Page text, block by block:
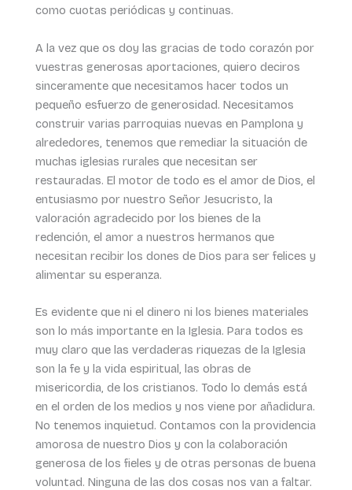
como cuotas periódicas y continuas.
A la vez que os doy las gracias de todo corazón por
vuestras generosas aportaciones, quiero deciros
sinceramente que necesitamos hacer todos un
pequeño esfuerzo de generosidad. Necesitamos
construir varias parroquias nuevas en Pamplona y
alrededores, tenemos que remediar la situación de
muchas iglesias rurales que necesitan ser
restauradas. El motor de todo es el amor de Dios, el
entusiasmo por nuestro Señor Jesucristo, la
valoración agradecido por los bienes de la
redención, el amor a nuestros hermanos que
necesitan recibir los dones de Dios para ser felices y
alimentar su esperanza.
Es evidente que ni el dinero ni los bienes materiales
son lo más importante en la Iglesia. Para todos es
muy claro que las verdaderas riquezas de la Iglesia
son la fe y la vida espiritual, las obras de
misericordia, de los cristianos. Todo lo demás está
en el orden de los medios y nos viene por añadidura.
No tenemos inquietud. Contamos con la providencia
amorosa de nuestro Dios y con la colaboración
generosa de los fieles y de otras personas de buena
voluntad. Ninguna de las dos cosas nos van a faltar.